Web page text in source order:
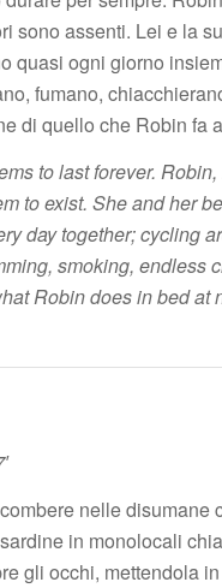
sono assenti. Lei e la
quasi ogni giorno
fumano,
di quello che Robin fa
to last forever.
to exist. She and her
day together; cycling
smoking, endless
Robin does in bed at
nelle disumane
in monolocali
gli occhi, mettendola